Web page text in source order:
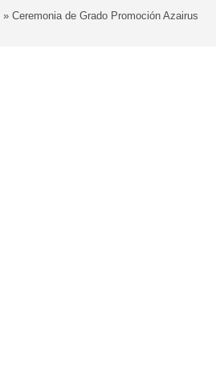
» Ceremonia de Grado Promoción Azairus